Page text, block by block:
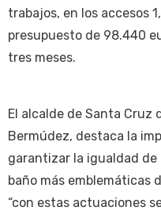
trabajos, en los accesos
presupuesto de 98.440
tres meses.
El alcalde de Santa Cruz
Bermúdez, destaca la
garantizar la igualdad de
baño más emblemáticas
“con estas actuaciones